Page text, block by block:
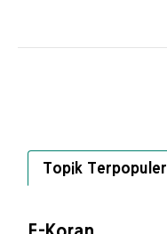
Topik Terpopuler